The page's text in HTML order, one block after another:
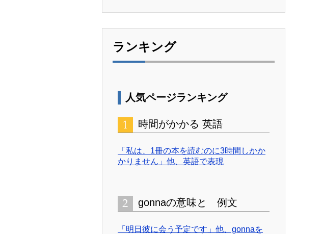
ランキング
人気ページランキング
時間がかかる 英語
「私は、1冊の本を読むのに3時間しかか
かりません」他、英語で表現
gonnaの意味と 例文
「明日彼に会う予定です」他、gonnaを